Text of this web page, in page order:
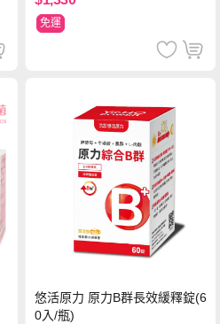
免運
悠活原力 原力B群長效緩釋錠(6
0入/瓶)